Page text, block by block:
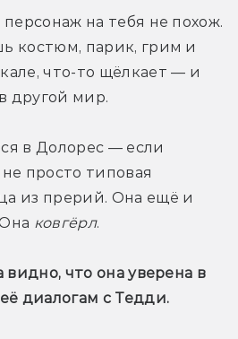
персонаж на тебя не похож.
костюм, парик, грим и
что-то щёлкает — и
другой мир.
в Долорес — если
просто типовая
из прерий. Она ещё и
ковгёрл.
видно, что она уверена в
диалогам с Тедди.